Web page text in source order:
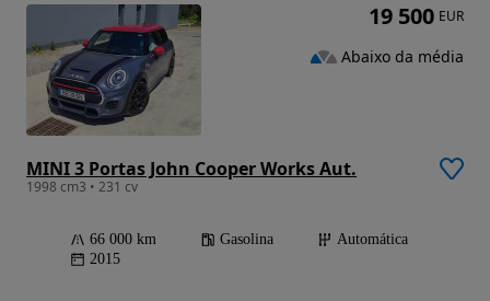
MINI 3 Portas John Cooper Works Aut.
1998 cm3 • 231 cv
66 000 km Gasolina
Automática
2015
19 500 EUR
Abaixo da média